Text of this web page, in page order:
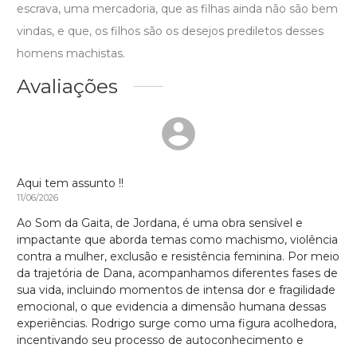
escrava, uma mercadoria, que as filhas ainda não são bem
vindas, e que, os filhos são os desejos prediletos desses
homens machistas.
Avaliações
Aqui tem assunto !!
11/06/2026
Ao Som da Gaita, de Jordana, é uma obra sensível e
impactante que aborda temas como machismo, violência
contra a mulher, exclusão e resistência feminina. Por meio
da trajetória de Dana, acompanhamos diferentes fases de
sua vida, incluindo momentos de intensa dor e fragilidade
emocional, o que evidencia a dimensão humana dessas
experiências. Rodrigo surge como uma figura acolhedora,
incentivando seu processo de autoconhecimento e